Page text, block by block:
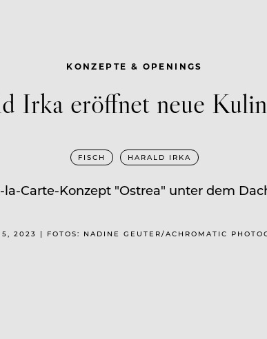
KONZEPTE & OPENINGS
Irka eröffnet neue
FISCH HARALD IRKA
Carte-Konzept "Ostrea" unter dem
2023 | FOTOS: NADINE GEUTER/ACHROMATIC